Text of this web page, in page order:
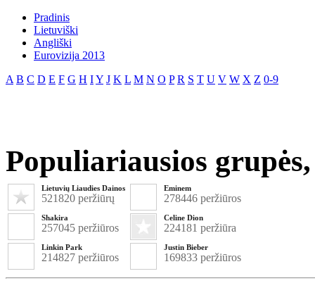
Pradinis
Lietuviški
Angliški
Eurovizija 2013
A B C D E F G H IY J K L M N O P R S T U V W X Z 0-9
Populiariausios
Lietuvių Liaudies Dainos
521820 peržiūrų
Eminem
278446 peržiūros
Shakira
257045 peržiūros
Celine Dion
224181 peržiūra
Linkin Park
214827 peržiūros
Justin Bieber
169833 peržiūros